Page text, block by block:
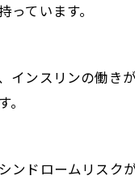
ています。
インスリンの働き
ドロームリスク